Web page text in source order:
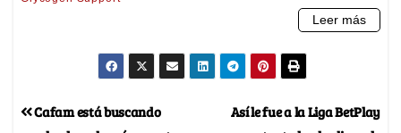
Así le fue a la Liga BetPlay
Cafam está buscando